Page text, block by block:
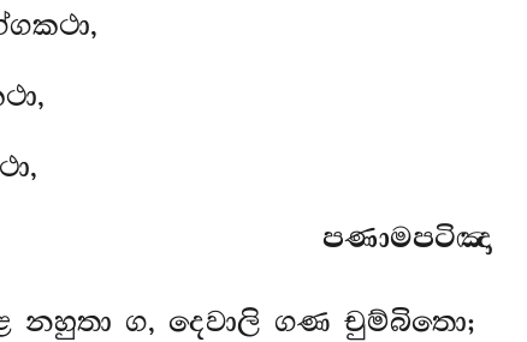
පණාමපටිඤා
නහුතා ග, දෙවාලි ගණ චුම්බිතො;